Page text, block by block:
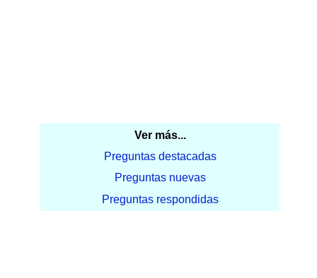
Ver más...
Preguntas destacadas
Preguntas nuevas
Preguntas respondidas